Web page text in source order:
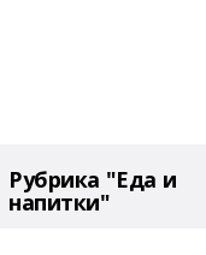
Рубрика "Еда и
напитки"